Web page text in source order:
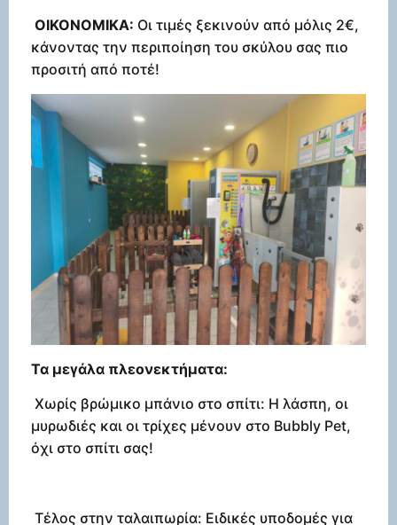
ΟΙΚΟΝΟΜΙΚΑ: Οι τιμές ξεκινούν από μόλις 2€,
κάνοντας την περιποίηση του σκύλου σας πιο
προσιτή από ποτέ!
Τα μεγάλα πλεονεκτήματα:
Χωρίς βρώμικο μπάνιο στο σπίτι: Η λάσπη, οι
μυρωδιές και οι τρίχες μένουν στο Bubbly Pet,
όχι στο σπίτι σας!
Τέλος στην ταλαιπωρία: Ειδικές υποδομές για